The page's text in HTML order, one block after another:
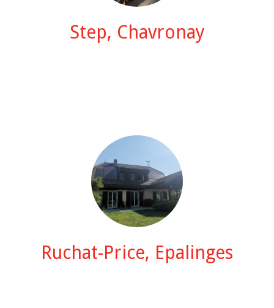
Step, Chavronay
Ruchat-Price, Epalinges